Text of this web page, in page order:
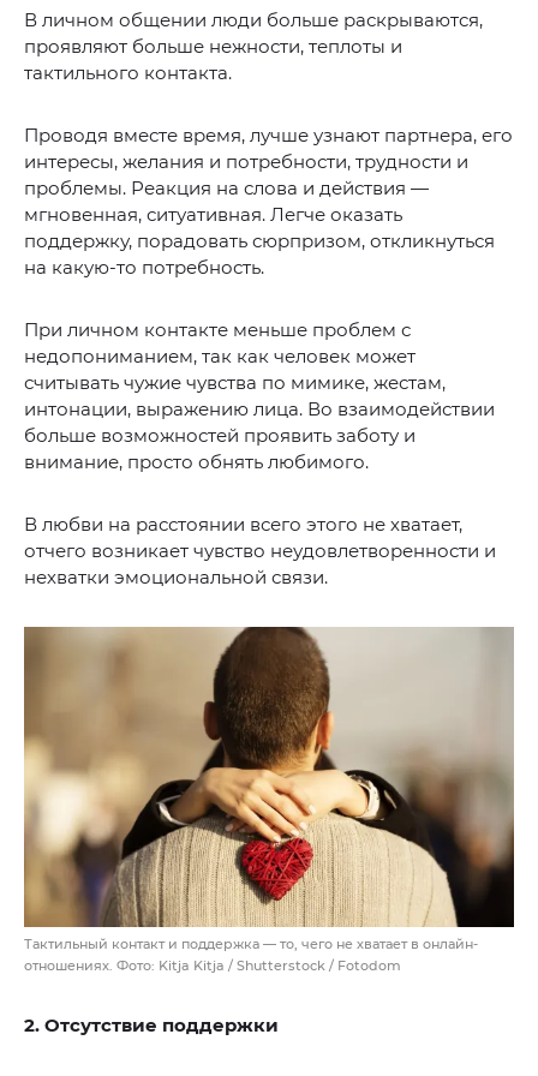
В личном общении люди больше раскрываются,
проявляют больше нежности, теплоты и
тактильного контакта.
Проводя вместе время, лучше узнают партнера, его
интересы, желания и потребности, трудности и
проблемы. Реакция на слова и действия —
мгновенная, ситуативная. Легче оказать
поддержку, порадовать сюрпризом, откликнуться
на какую-то потребность.
При личном контакте меньше проблем с
недопониманием, так как человек может
считывать чужие чувства по мимике, жестам,
интонации, выражению лица. Во взаимодействии
больше возможностей проявить заботу и
внимание, просто обнять любимого.
В любви на расстоянии всего этого не хватает,
отчего возникает чувство неудовлетворенности и
нехватки эмоциональной связи.
Тактильный контакт и поддержка — то, чего не хватает в онлайн-
отношениях. Фото: Kitja Kitja / Shutterstock / Fotodom
2. Отсутствие поддержки